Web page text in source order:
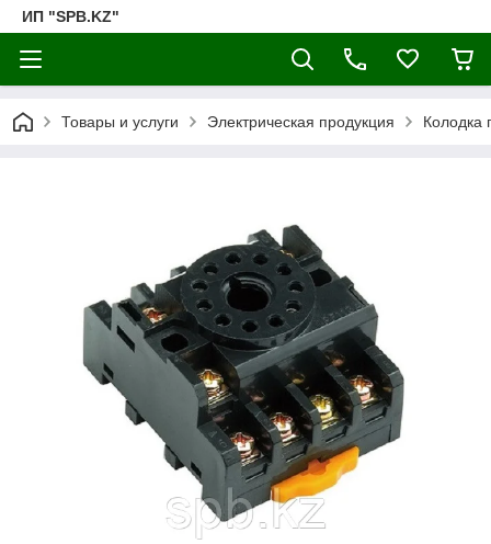
ИП "SPB.KZ"
Товары и услуги Электрическая продукция Колодка